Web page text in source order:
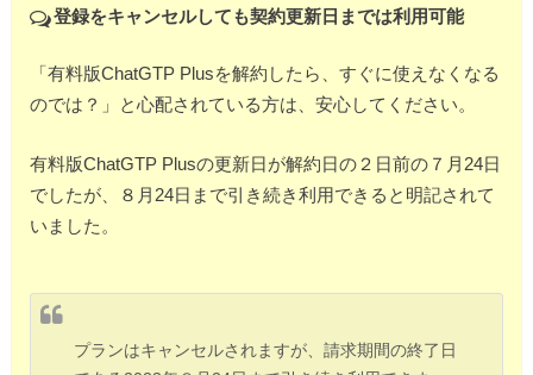
登録をキャンセルしても契約更新日までは利用可能
「有料版ChatGTP Plusを解約したら、すぐに使えなくなる
のでは？」と心配されている方は、安心してください。
有料版ChatGTP Plusの更新日が解約日の２日前の７月24日
でしたが、８月24日まで引き続き利用できると明記されて
いました。
プランはキャンセルされますが、請求期間の終了日